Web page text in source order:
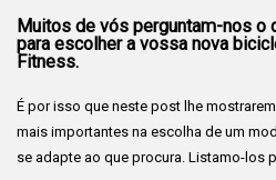
Muitos de vós perguntam-nos o
para escolher a vossa nova
Fitness.
É por isso que neste post lhe
mais importantes na escolha de um
se adapte ao que procura. Listamo-los